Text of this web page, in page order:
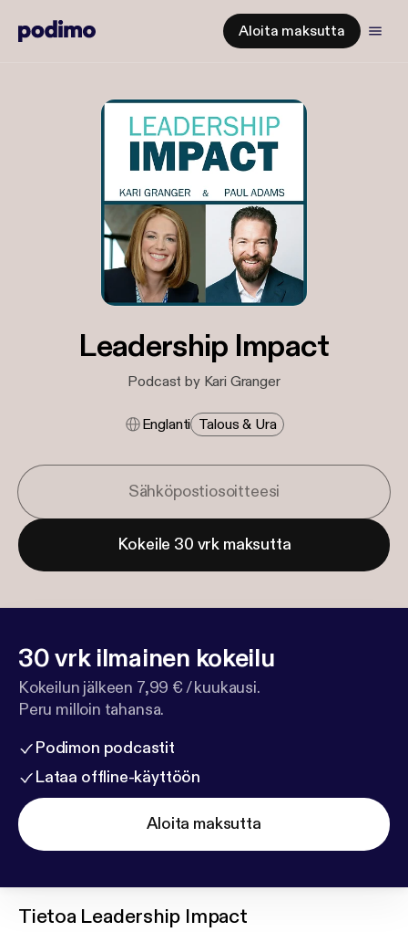
Aloita maksutta
Leadership Impact
Podcast by Kari Granger
Englanti Talous & Ura
Kokeile 30 vrk maksutta
30 vrk ilmainen kokeilu
Kokeilun jälkeen 7,99 € / kuukausi.
Peru milloin tahansa.
Podimon podcastit
Lataa offline-käyttöön
Aloita maksutta
Tietoa Leadership Impact